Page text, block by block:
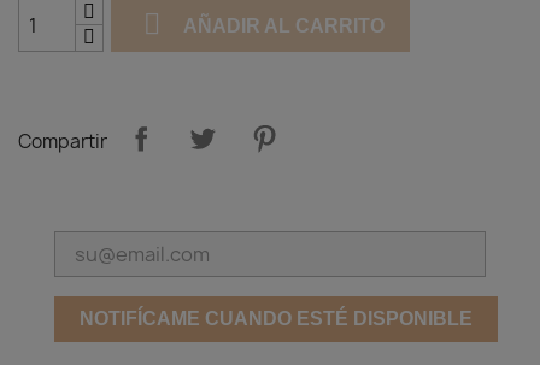
 AÑADIR AL CARRITO
Compartir
NOTIFÍCAME CUANDO ESTÉ DISPONIBLE